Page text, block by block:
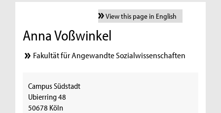
View this page in English
Anna Voßwinkel
Fakultät für Angewandte Sozialwissenschaften
Campus Südstadt
Ubierring 48
50678 Köln